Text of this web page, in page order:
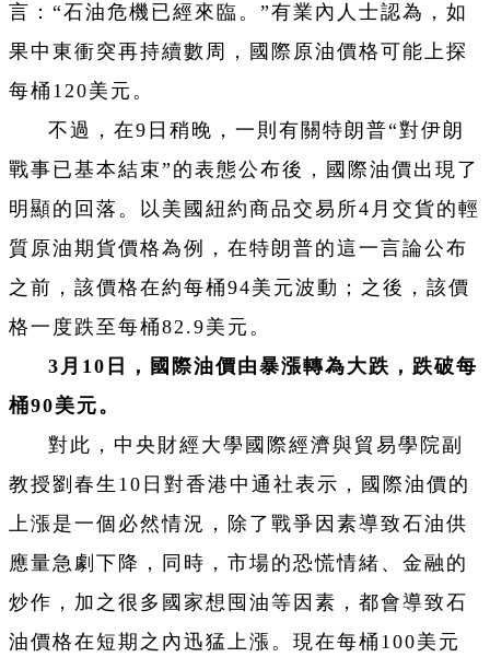
言：“石油危機已經來臨。”有業內人士認為，如
果中東衝突再持續數周，國際原油價格可能上探
每桶120美元。
不過，在9日稍晚，一則有關特朗普“對伊朗
戰事已基本結束”的表態公布後，國際油價出現了
明顯的回落。以美國紐約商品交易所4月交貨的輕
質原油期貨價格為例，在特朗普的這一言論公布
之前，該價格在約每桶94美元波動；之後，該價
格一度跌至每桶82.9美元。
3月10日，國際油價由暴漲轉為大跌，跌破每
桶90美元。
對此，中央財經大學國際經濟與貿易學院副
教授劉春生10日對香港中通社表示，國際油價的
上漲是一個必然情況，除了戰爭因素導致石油供
應量急劇下降，同時，市場的恐慌情緒、金融的
炒作，加之很多國家想囤油等因素，都會導致石
油價格在短期之內迅猛上漲。現在每桶100美元